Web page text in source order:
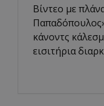
Βίντεο με
κάνοντς
εισιτήρια